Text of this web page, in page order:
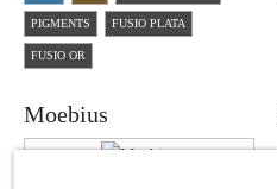
PIGMENTS FUSIO PLATA
FUSIO OR
Moebius